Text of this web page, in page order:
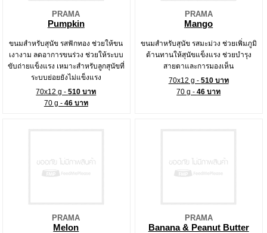
PRAMA
Pumpkin
ขนมสำหรับสุนัข รสฟักทอง ช่วยให้ขน
เงางาม ลดอาการขนร่วง ช่วยให้ระบบ
ขับถ่ายแข็งแรง เหมาะสำหรับลูกสุนัขที่
ระบบย่อยยังไม่แข็งแรง
70x12 g -510 บาท
70 g - 46 บาท
PRAMA
Mango
ขนมสำหรับสุนัข รสมะม่วง ช่วยเพิ่มภูมิ
ต้านทานให้สุนัขแข็งแรง ช่วยบำรุง
สายตาและการมองเห็น
70x12 g - 510 บาท
70 g -46 บาท
PRAMA
Melon
PRAMA
Banana & Peanut Butter